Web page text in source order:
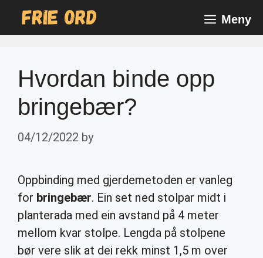
Meny
Hvordan binde opp
bringebær?
04/12/2022 by
Oppbinding med gjerdemetoden er vanleg
for bringebær. Ein set ned stolpar midt i
planterada med ein avstand på 4 meter
mellom kvar stolpe. Lengda på stolpene
bør vere slik at dei rekk minst 1,5 m over